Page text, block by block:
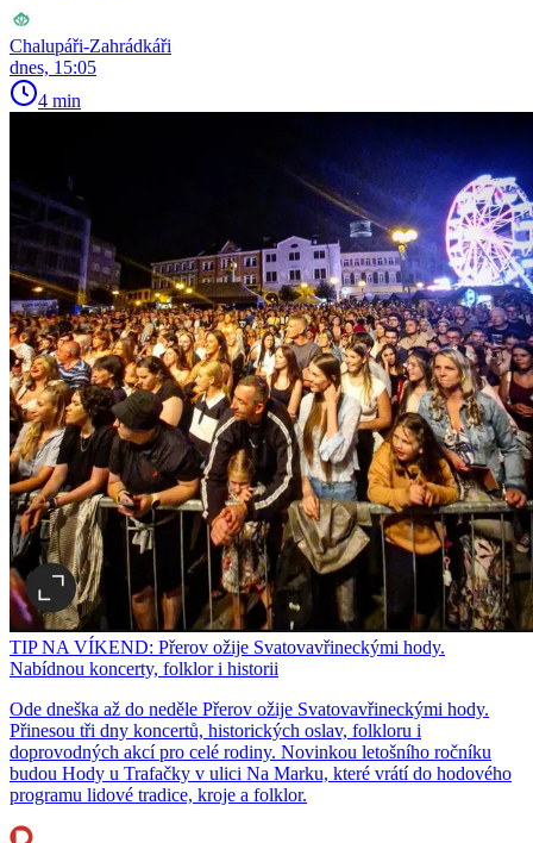
Chalupáři-Zahrádkáři
dnes, 15:05
4 min
TIP NA VÍKEND: Přerov ožije Svatovavřineckými hody.
Nabídnou koncerty, folklor i historii
Ode dneška až do neděle Přerov ožije Svatovavřineckými hody.
Přinesou tři dny koncertů, historických oslav, folkloru i
doprovodných akcí pro celé rodiny. Novinkou letošního ročníku
budou Hody u Trafačky v ulici Na Marku, které vrátí do hodového
programu lidové tradice, kroje a folklor.